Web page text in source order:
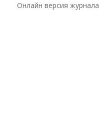
Онлайн версия журнала